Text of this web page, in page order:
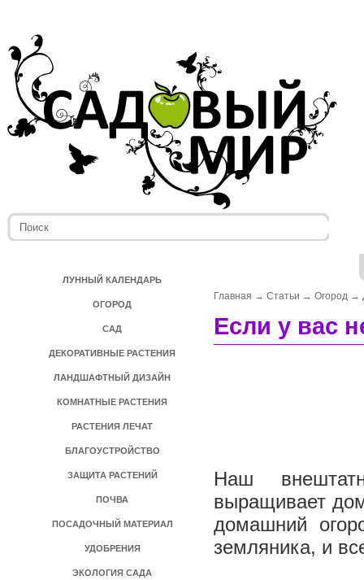
ЛУННЫЙ КАЛЕНДАРЬ
ОГОРОД
САД
ДЕКОРАТИВНЫЕ РАСТЕНИЯ
ЛАНДШАФТНЫЙ ДИЗАЙН
КОМНАТНЫЕ РАСТЕНИЯ
РАСТЕНИЯ ЛЕЧАТ
БЛАГОУСТРОЙСТВО
ЗАЩИТА РАСТЕНИЙ
ПОЧВА
ПОСАДОЧНЫЙ МАТЕРИАЛ
УДОБРЕНИЯ
ЭКОЛОГИЯ САДА
Главная → Статьи → Огород →
Если у вас
Наш
выращивает
домашний
земляника, и